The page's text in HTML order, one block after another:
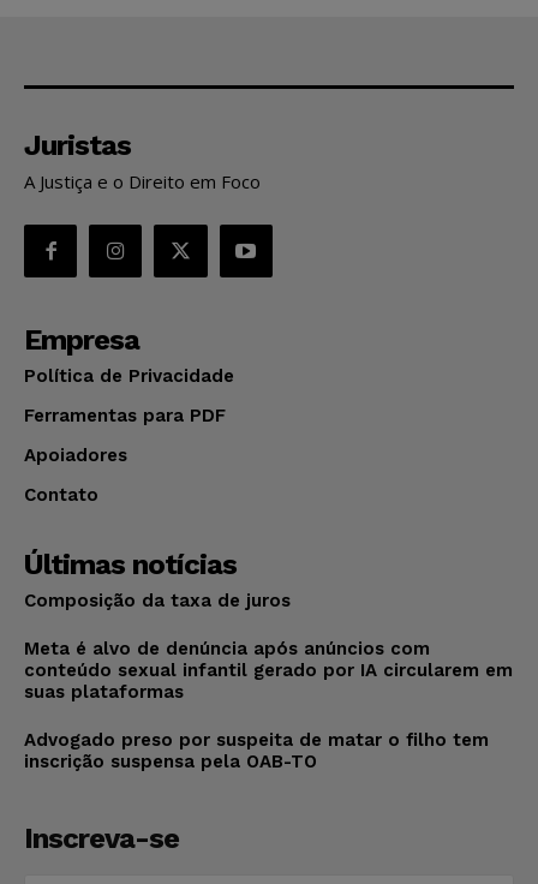
Juristas
A Justiça e o Direito em Foco
Empresa
Política de Privacidade
Ferramentas para PDF
Apoiadores
Contato
Últimas notícias
Composição da taxa de juros
Meta é alvo de denúncia após anúncios com
conteúdo sexual infantil gerado por IA circularem em
suas plataformas
Advogado preso por suspeita de matar o filho tem
inscrição suspensa pela OAB-TO
Inscreva-se